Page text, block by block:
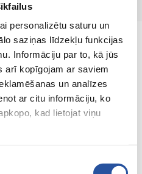
personalizētu saturu un
saziņas līdzekļu funkcijas
Informāciju par to, kā jūs
arī kopīgojam ar saviem
un analīzes
ar citu informāciju, ko
kad lietojat viņu
ja kvaliteetsete
on meie
aia jaoks!